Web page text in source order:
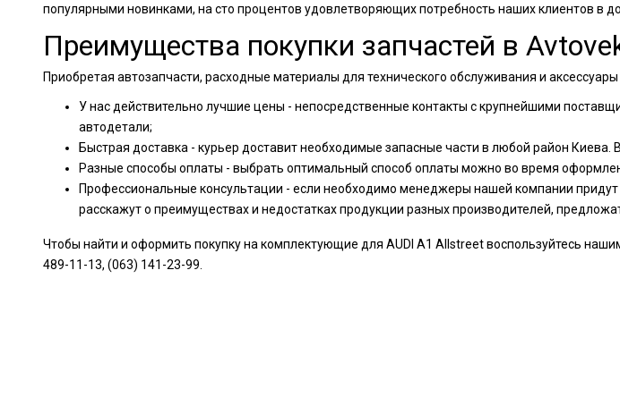
популярными новинками, на сто процентов удовлетворяющих потребность наших клиентов в
Преимущества покупки запчастей в
Приобретая автозапчасти, расходные материалы для технического обслуживания и
У нас действительно лучшие цены - непосредственные контакты с крупнейшими
автодетали;
Быстрая доставка - курьер доставит необходимые запасные части в любой район
Разные способы оплаты - выбрать оптимальный способ оплаты можно во время
Профессиональные консультации - если необходимо менеджеры нашей компании
расскажут о преимуществах и недостатках продукции разных производителей,
Чтобы найти и оформить покупку на комплектующие для AUDI A1 Allstreet воспользуйтесь
489-11-13, (063) 141-23-99.